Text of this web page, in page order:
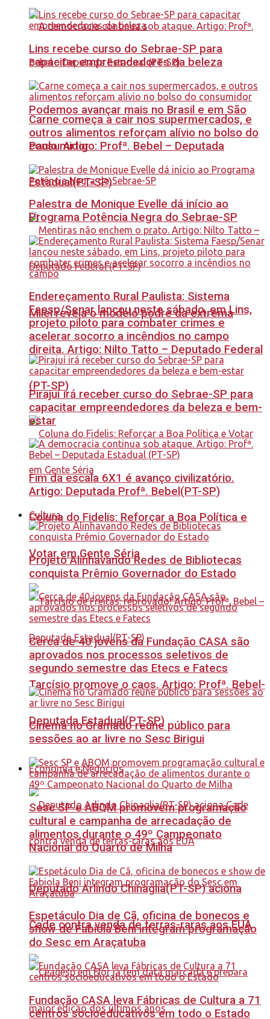
Podemos avançar mais no Brasil e em São
Paulo. Artigo: Profª. Bebel – Deputada
Estadual(PT-SP)
Milei revela o modelo podre da extrema
direita. Artigo: Nilto Tatto – Deputado Federal
(PT-SP)
Coluna do Fidelis: Reforçar a Boa Política e
Votar em Gente Séria
Tarcísio promove o caos. Artigo: Profª. Bebel-
Deputada Estadual(PT-SP)
Economia e Negócios
Deputado Arlindo Chinaglia(PT-SP) aciona
Cade contra venda de terras-raras aos EUA
Lins recebe curso do Sebrae-SP para
capacitar empreendedores da beleza
Carne começa a cair nos supermercados, e
outros alimentos reforçam alívio no bolso do
consumidor
Palestra de Monique Evelle dá início ao
Programa Potência Negra do Sebrae-SP
Endereçamento Rural Paulista: Sistema
Faesp/Senar lançou neste sábado, em Lins,
projeto piloto para combater crimes e
acelerar socorro a incêndios no campo
Pirajuí irá receber curso do Sebrae-SP para
capacitar empreendedores da beleza e bem-
estar
Fim da escala 6X1 é avanço civilizatório.
Artigo: Deputada Profª. Bebel(PT-SP)
Cultura
Projeto Alinhavando Redes de Bibliotecas
conquista Prêmio Governador do Estado
Cerca de 40 jovens da Fundação CASA são
aprovados nos processos seletivos de
segundo semestre das Etecs e Fatecs
Cinema no Gramado reúne público para
sessões ao ar livre no Sesc Birigui
Sesc SP e ABQM promovem programação
cultural e campanha de arrecadação de
alimentos durante o 49º Campeonato
Nacional do Quarto de Milha
Espetáculo Dia de Cã, oficina de bonecos e
show de Fabiola Beni integram programação
do Sesc em Araçatuba
Fundação CASA leva Fábricas de Cultura a 71
centros socioeducativos em todo o Estado